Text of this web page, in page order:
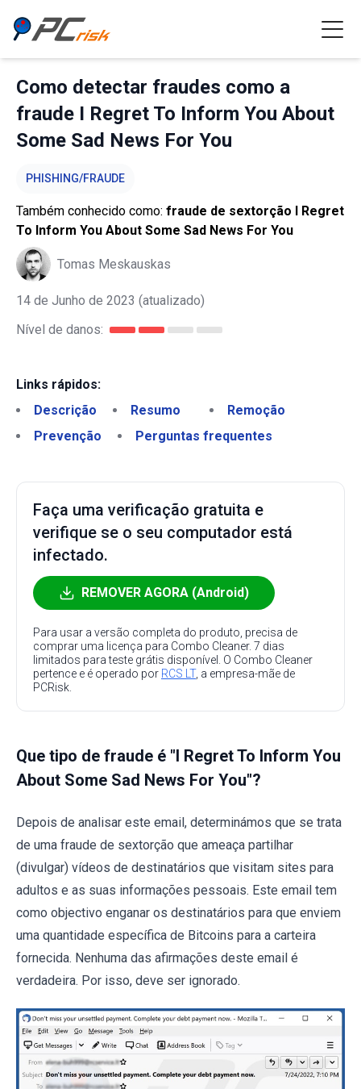
Como detectar fraudes como a
fraude I Regret To Inform You About
Some Sad News For You
PHISHING/FRAUDE
Também conhecido como: fraude de sextorção I Regret
To Inform You About Some Sad News For You
Tomas Meskauskas
14 de Junho de 2023 (atualizado)
Nível de danos:
Links rápidos:
Descrição
Resumo
Remoção
Prevenção
Perguntas frequentes
Faça uma verificação gratuita e
verifique se o seu computador está
infectado.
REMOVER AGORA (Android)
Para usar a versão completa do produto, precisa de
comprar uma licença para Combo Cleaner. 7 dias
limitados para teste grátis disponível. O Combo Cleaner
pertence e é operado por RCS LT, a empresa-mãe de
PCRisk.
Que tipo de fraude é "I Regret To Inform You
About Some Sad News For You"?
Depois de analisar este email, determinámos que se trata
de uma fraude de sextorção que ameaça partilhar
(divulgar) vídeos de destinatários que visitam sites para
adultos e as suas informações pessoais. Este email tem
como objectivo enganar os destinatários para que enviem
uma quantidade específica de Bitcoins para a carteira
fornecida. Nenhuma das afirmações deste email é
verdadeira. Por isso, deve ser ignorado.